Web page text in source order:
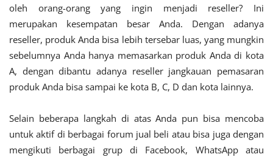
oleh orang-orang yang ingin menjadi reseller? Ini
merupakan kesempatan besar Anda. Dengan adanya
reseller, produk Anda bisa lebih tersebar luas, yang mungkin
sebelumnya Anda hanya memasarkan produk Anda di kota
A, dengan dibantu adanya reseller jangkauan pemasaran
produk Anda bisa sampai ke kota B, C, D dan kota lainnya.
Selain beberapa langkah di atas Anda pun bisa mencoba
untuk aktif di berbagai forum jual beli atau bisa juga dengan
mengikuti berbagai grup di Facebook, WhatsApp atau